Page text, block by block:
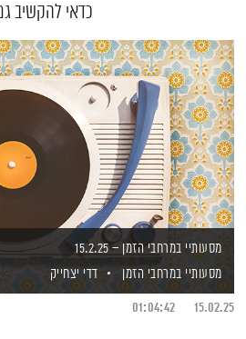
כדאי להקשיב
מסעותיי במרחבי הזמן – 15.2.25
מסעותיי במרחבי הזמן
דדי יצחייק
15.02.25
01:04:42